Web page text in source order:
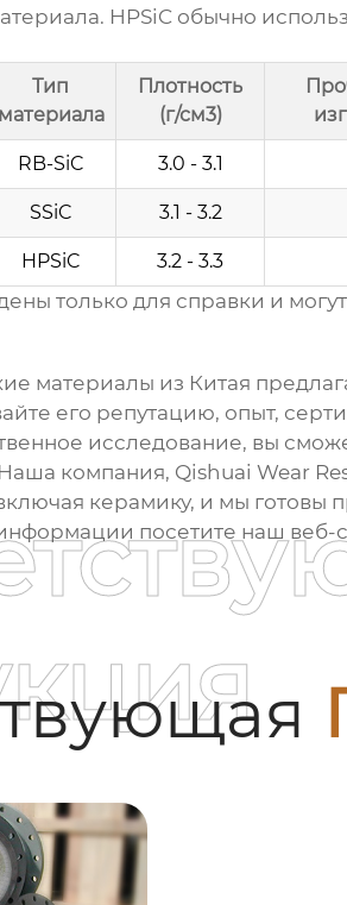
HPSiC обычно
Тип
материала
Плотность
(г/см3)
RB-SiC 3.0 - 3.1
SSiC 3.1 - 3.2
HPSiC 3.2 - 3.3
только для справки и
материалы из Китая
его репутацию, опыт,
исследование, вы
компания, Qishuai Wear
керамику, и мы
посетите наш веб-